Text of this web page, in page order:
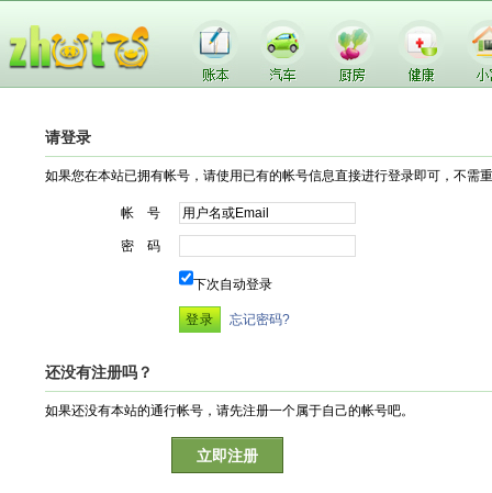
请登录
如果您在本站已拥有帐号，请使用已有的帐号信息直接进行登录即可，不需
帐 号
密 码
下次自动登录
忘记密码?
还没有注册吗？
如果还没有本站的通行帐号，请先注册一个属于自己的帐号吧。
立即注册